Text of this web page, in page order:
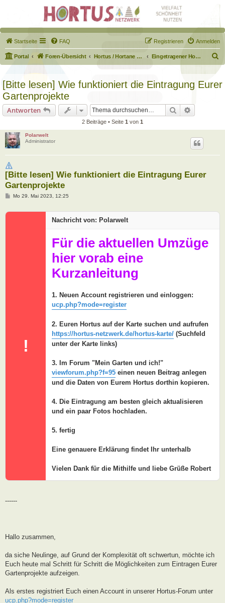
Startseite FAQ Anmelden
Registrieren
Portal Foren-Übersicht Hortus / Hortane Habitate / Garten auf dem Weg Eingetragener Hortus - Mein Hortus und ich!
u
[Bitte lesen] Wie funktioniert die Eintragung Eurer
Gartenprojekte
Antworten Suche
2 Beiträge • Seite 1 von 1
Polarwelt
Administrator
[Bitte lesen] Wie funktioniert die Eintragung Eurer
Gartenprojekte
B
t
Mo 29. Mai 2023, 12:25
!
Nachricht von: Polarwelt
Für die aktuellen Umzüge
hier vorab eine
Kurzanleitung
1. Neuen Account registrieren und einloggen:
ucp.php?mode=register
2. Euren Hortus auf der Karte suchen und aufrufen
https://hortus-netzwerk.de/hortus-karte/ (Suchfeld
unter der Karte links)
3. Im Forum "Mein Garten und ich!"
viewforum.php?f=95 einen neuen Beitrag anlegen
und die Daten von Eurem Hortus dorthin kopieren.
4. Die Eintragung am besten gleich aktualisieren
und ein paar Fotos hochladen.
5. fertig
Eine genauere Erklärung findet Ihr unterhalb
Vielen Dank für die Mithilfe und liebe Grüße Robert
------
Hallo zusammen,
da siche Neulinge, auf Grund der Komplexität oft schwertun, möchte ich
Euch heute mal Schritt für Schritt die Möglichkeiten zum Eintragen Eurer
Gartenprojekte aufzeigen.
Als erstes registriert Euch einen Account in unserer Hortus-Forum unter
ucp.php?mode=register